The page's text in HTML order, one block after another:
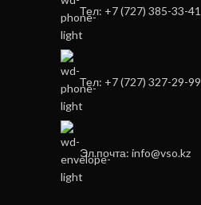
Тел: +7 (727) 385-33-41
Тел: +7 (727) 327-29-99
Эл.почта: info@vso.kz